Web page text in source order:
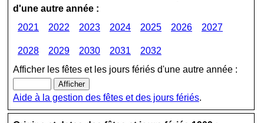
d'une autre année :
2021
2022 2023 2024 2025 2026 2027
2028 2029 2030 2031
2032
Afficher les fêtes et les jours fériés d'une autre année :
Aide à la gestion des fêtes et des jours fériés.